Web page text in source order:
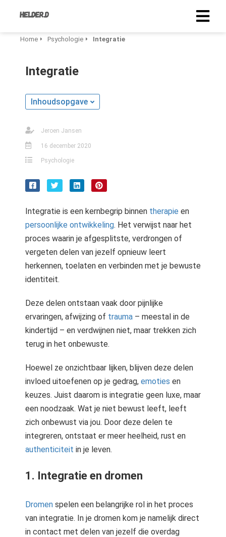
Home Psychologie Integratie
Integratie
Inhoudsopgave
Jeroen Jansen
16 december 2020
Psychologie
Integratie is een kernbegrip binnen therapie en
persoonlijke ontwikkeling. Het verwijst naar het
proces waarin je afgesplitste, verdrongen of
vergeten delen van jezelf opnieuw leert
herkennen, toelaten en verbinden met je bewuste
identiteit.
Deze delen ontstaan vaak door pijnlijke
ervaringen, afwijzing of trauma – meestal in de
kindertijd – en verdwijnen niet, maar trekken zich
terug in het onbewuste.
Hoewel ze onzichtbaar lijken, blijven deze delen
invloed uitoefenen op je gedrag, emoties en
keuzes. Juist daarom is integratie geen luxe, maar
een noodzaak. Wat je niet bewust leeft, leeft
zich onbewust via jou. Door deze delen te
integreren, ontstaat er meer heelheid, rust en
authenticiteit in je leven.
1. Integratie en dromen
Dromen spelen een belangrijke rol in het proces
van integratie. In je dromen kom je namelijk direct
in contact met delen van jezelf die overdag